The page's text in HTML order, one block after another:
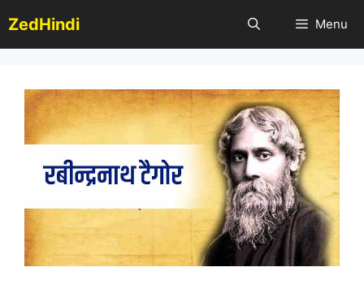
to
content
ZedHindi Menu